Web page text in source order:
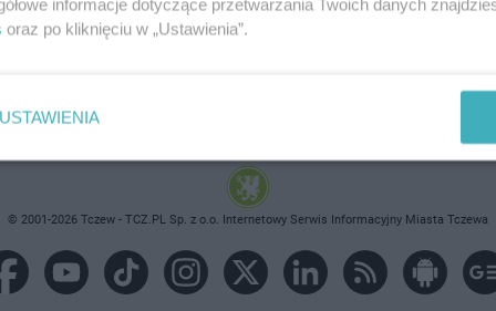
© 2001-2026 Tczew - TCZ.PL Sp. z o.o. Internetowy Serwis Informacyjny Miasta Tczewa
informacje dotyczące przetwarzania Twoich danych
oraz po kliknięciu w „Ustawienia”.
USTAWIENIA